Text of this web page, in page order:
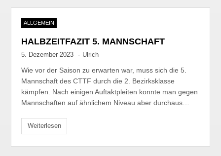
ALLGEMEIN
HALBZEITFAZIT 5. MANNSCHAFT
5. Dezember 2023 · Ulrich
Wie vor der Saison zu erwarten war, muss sich die 5.
Mannschaft des CTTF durch die 2. Bezirksklasse
kämpfen. Nach einigen Auftaktpleiten konnte man gegen
Mannschaften auf ähnlichem Niveau aber durchaus…
Weiterlesen